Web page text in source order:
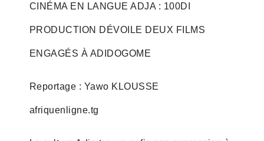
CINÉMA EN LANGUE ADJA : 100DI
PRODUCTION DÉVOILE DEUX FILMS
ENGAGÉS À ADIDOGOME
Reportage : Yawo KLOUSSE
afriquenligne.tg